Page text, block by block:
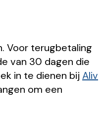
Voor terugbetaling
van 30 dagen die
in te dienen bij Aliv
om een